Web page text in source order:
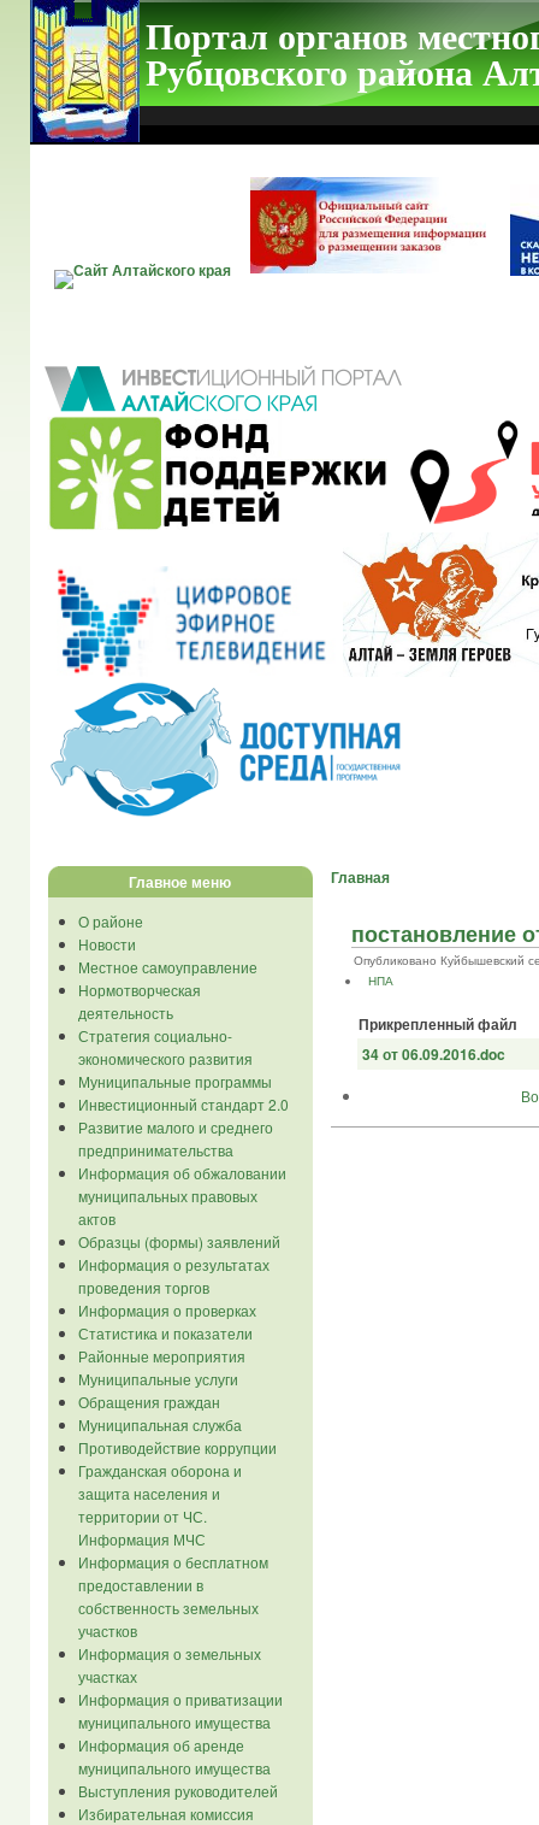
Портал органов
Рубцовского района
Главное меню
О районе
Новости
Местное самоуправление
Нормотворческая
деятельность
Стратегия социально-
экономического развития
Муниципальные программы
Инвестиционный стандарт 2.0
Развитие малого и среднего
предпринимательства
Информация об обжаловании
муниципальных правовых
актов
Образцы (формы) заявлений
Информация о результатах
проведения торгов
Информация о проверках
Статистика и показатели
Районные мероприятия
Муниципальные услуги
Обращения граждан
Муниципальная служба
Противодействие коррупции
Гражданская оборона и
защита населения и
территории от ЧС.
Информация МЧС
Информация о бесплатном
предоставлении в
собственность земельных
участков
Информация о земельных
участках
Информация о приватизации
муниципального имущества
Информация об аренде
муниципального имущества
Выступления руководителей
Избирательная комиссия
Главная
постановление
Опубликовано Куйбышевский
НПА
Прикрепленный файл
34 от 06.09.2016.doc